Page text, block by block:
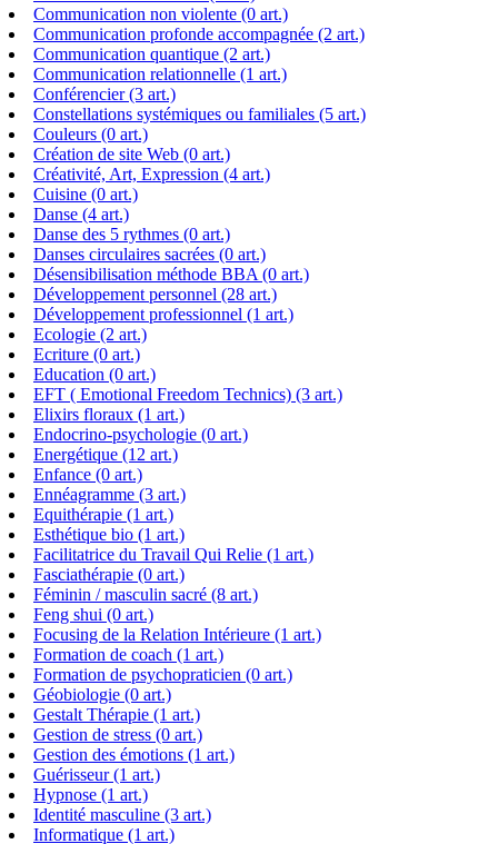
Communication non violente (0 art.)
Communication profonde accompagnée (2 art.)
Communication quantique (2 art.)
Communication relationnelle (1 art.)
Conférencier (3 art.)
Constellations systémiques ou familiales (5 art.)
Couleurs (0 art.)
Création de site Web (0 art.)
Créativité, Art, Expression (4 art.)
Cuisine (0 art.)
Danse (4 art.)
Danse des 5 rythmes (0 art.)
Danses circulaires sacrées (0 art.)
Désensibilisation méthode BBA (0 art.)
Développement personnel (28 art.)
Développement professionnel (1 art.)
Ecologie (2 art.)
Ecriture (0 art.)
Education (0 art.)
EFT ( Emotional Freedom Technics) (3 art.)
Elixirs floraux (1 art.)
Endocrino-psychologie (0 art.)
Energétique (12 art.)
Enfance (0 art.)
Ennéagramme (3 art.)
Equithérapie (1 art.)
Esthétique bio (1 art.)
Facilitatrice du Travail Qui Relie (1 art.)
Fasciathérapie (0 art.)
Féminin / masculin sacré (8 art.)
Feng shui (0 art.)
Focusing de la Relation Intérieure (1 art.)
Formation de coach (1 art.)
Formation de psychopraticien (0 art.)
Géobiologie (0 art.)
Gestalt Thérapie (1 art.)
Gestion de stress (0 art.)
Gestion des émotions (1 art.)
Guérisseur (1 art.)
Hypnose (1 art.)
Identité masculine (3 art.)
Informatique (1 art.)